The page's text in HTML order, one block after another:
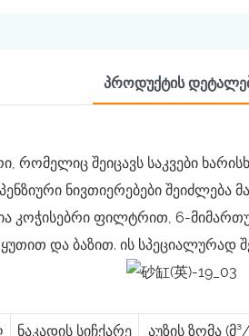
Პროდუქტის
შეიცავს საკვები
ნივთიერებები
ფილტრით, 6-
და ბაზით. ის სპეციალურად
ნაკადის სიჩქარე
აუზის ზომა